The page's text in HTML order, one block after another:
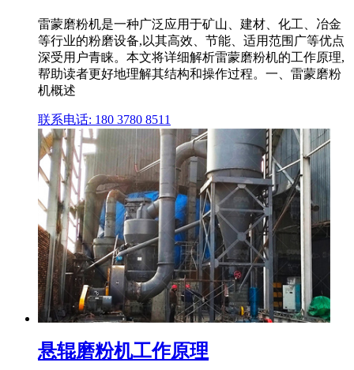
雷蒙磨粉机是一种广泛应用于矿山、建材、化工、冶金
等行业的粉磨设备,以其高效、节能、适用范围广等优点
深受用户青睐。本文将详细解析雷蒙磨粉机的工作原理,
帮助读者更好地理解其结构和操作过程。一、雷蒙磨粉
机概述
联系电话: 180 3780 8511
悬辊磨粉机工作原理